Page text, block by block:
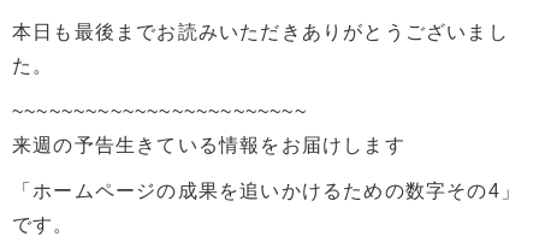
本日も最後までお読みいただきありがとうございまし
た。
~~~~~~~~~~~~~~~~~~~~~~~~
来週の予告生きている情報をお届けします
「ホームページの成果を追いかけるための数字その4」
です。